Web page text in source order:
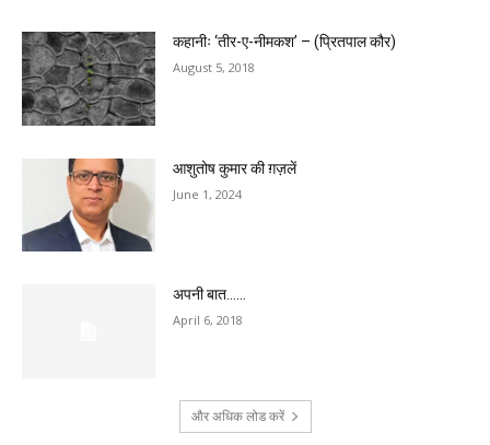
कहानीः ‘तीर-ए-नीमकश’ – (प्रितपाल कौर)
August 5, 2018
आशुतोष कुमार की ग़ज़लें
June 1, 2024
अपनी बात……
April 6, 2018
और अधिक लोड करें